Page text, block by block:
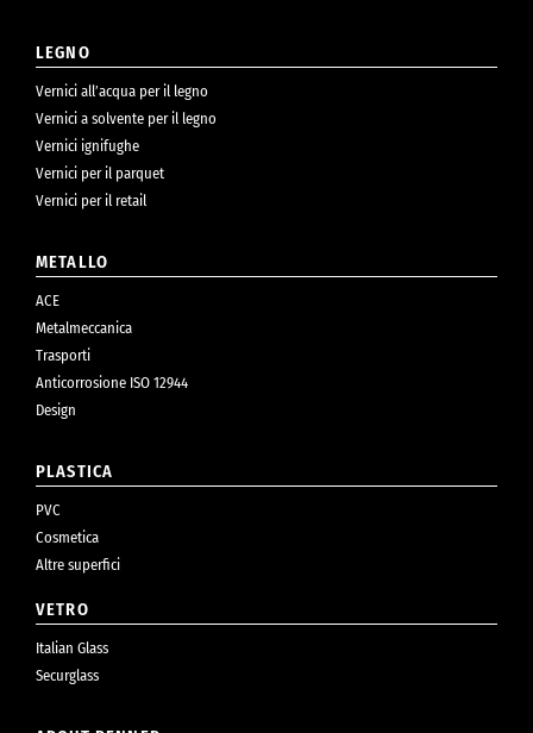
LEGNO
Vernici all’acqua per il legno
Vernici a solvente per il legno
Vernici ignifughe
Vernici per il parquet
Vernici per il retail
METALLO
ACE
Metalmeccanica
Trasporti
Anticorrosione ISO 12944
Design
PLASTICA
PVC
Cosmetica
Altre superfici
VETRO
Italian Glass
Securglass